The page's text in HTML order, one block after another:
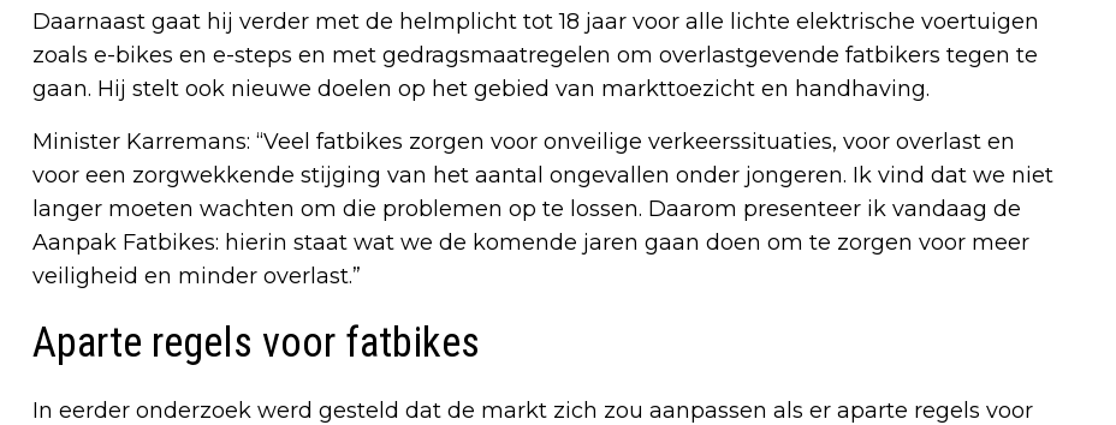
Daarnaast gaat hij verder met de helmplicht tot 18 jaar voor alle lichte elektrische voertuigen
zoals e-bikes en e-steps en met gedragsmaatregelen om overlastgevende fatbikers tegen te
gaan. Hij stelt ook nieuwe doelen op het gebied van markttoezicht en handhaving.
Minister Karremans: “Veel fatbikes zorgen voor onveilige verkeerssituaties, voor overlast en
voor een zorgwekkende stijging van het aantal ongevallen onder jongeren. Ik vind dat we niet
langer moeten wachten om die problemen op te lossen. Daarom presenteer ik vandaag de
Aanpak Fatbikes: hierin staat wat we de komende jaren gaan doen om te zorgen voor meer
veiligheid en minder overlast.”
Aparte regels voor fatbikes
In eerder onderzoek werd gesteld dat de markt zich zou aanpassen als er aparte regels voor